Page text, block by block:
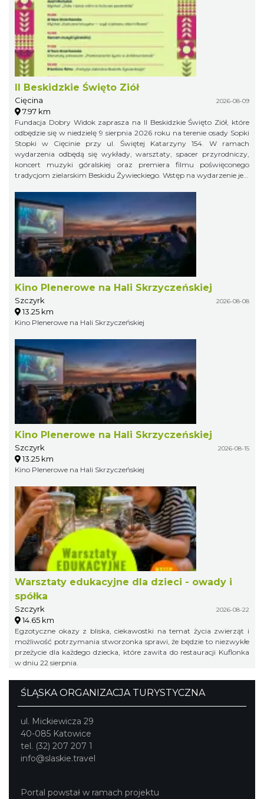
II Beskidzkie Święto Ziół
Cięcina 2026-08-09
7.97 km
Fundacja Dobry Widok zaprasza na II Beskidzkie Święto Ziół, które
odbędzie się w niedzielę 9 sierpnia 2026 roku na terenie osady Sopki
Stopki w Cięcinie przy ul. Świętej Katarzyny 154. W ramach
wydarzenia odbędą się wykłady, warsztaty, spacer przyrodniczy,
koncert muzyki góralskiej oraz premiera filmu poświęconego
tradycjom zielarskim Beskidu Żywieckiego. Wstęp na wydarzenie jest
Kino Plenerowe na Hali Skrzyczeńskiej
Szczyrk 2026-08-08
13.25 km
Kino Plenerowe na Hali Skrzyczeńskiej
Kino Plenerowe na Hali Skrzyczeńskiej
Szczyrk 2026-08-15
13.25 km
Kino Plenerowe na Hali Skrzyczeńskiej
Warsztaty edukacyjne dla dzieci - owady i
spółka
Szczyrk 2026-08-22
14.65 km
Egzotyczne okazy z bliska, ciekawostki na temat życia zwierząt i
możliwość potrzymania stworzonka sprawi, że będzie to niezwykłe
przeżycie dla każdego dziecka, które zawita do restauracji Kuflonka
w dniu 22 sierpnia.
ŚLĄSKA ORGANIZACJA TURYSTYCZNA
ul. Mickiewicza 29
40-085 Katowice
tel. (32) 207 207 1
info@slaskie.travel
Portal powstał w ramach projektu